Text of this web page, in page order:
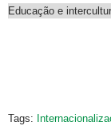
Educação e
Tags: